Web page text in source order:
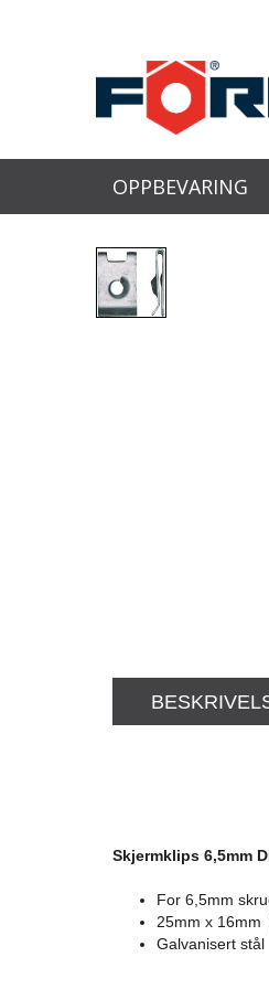
OPPBEVARING
Skjermklips 6,5mm
For 6,5mm
25mm x 16mm
Galvanisert stål